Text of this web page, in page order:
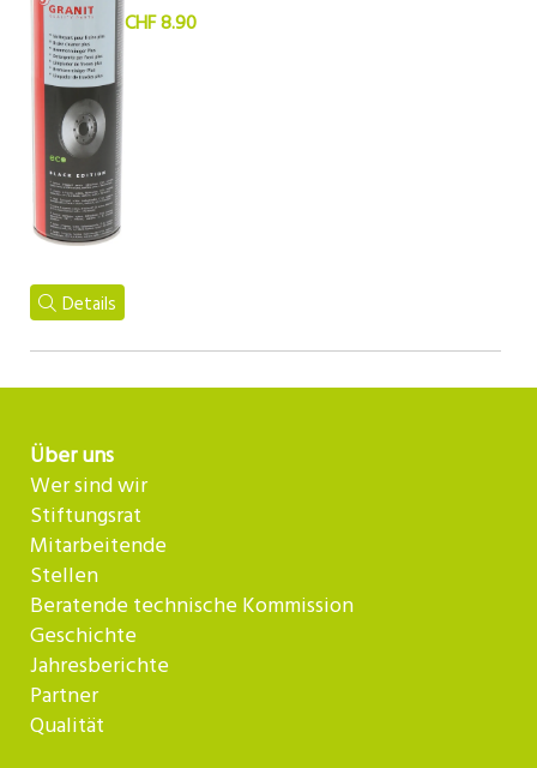
CHF 8.90
Details
Über uns
Wer sind wir
Stiftungsrat
Mitarbeitende
Stellen
Beratende technische Kommission
Geschichte
Jahresberichte
Partner
Qualität